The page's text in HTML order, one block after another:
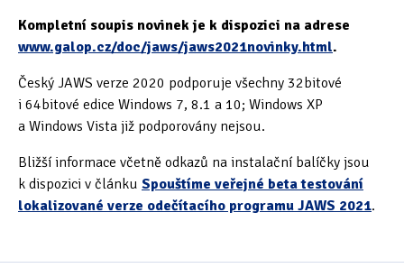
Pozvánky & oznámení(67)
Pracuji sluchem(564)
Pracuji sluchem a hmatem (566)
Pracuji zrakem(456)
Pracuji zrakem a sluchem(515)
Služby(115)
Kompletní soupis novinek je k dispozici na adrese
www.galop.cz/doc/jaws/jaws2021novinky.html.
Český JAWS verze 2020 podporuje všechny 32bitové
i 64bitové edice Windows 7, 8.1 a 10; Windows XP
a Windows Vista již podporovány nejsou.
Bližší informace včetně odkazů na instalační balíčky jsou
k dispozici v článku Spouštíme veřejné beta testování
lokalizované verze odečítacího programu JAWS 2021.